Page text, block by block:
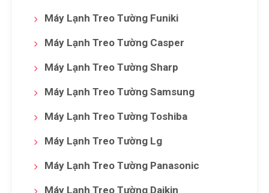
Máy Lạnh Treo Tường Funiki
Máy Lạnh Treo Tường Casper
Máy Lạnh Treo Tường Sharp
Máy Lạnh Treo Tường Samsung
Máy Lạnh Treo Tường Toshiba
Máy Lạnh Treo Tường Lg
Máy Lạnh Treo Tường Panasonic
Máy Lạnh Treo Tường Daikin